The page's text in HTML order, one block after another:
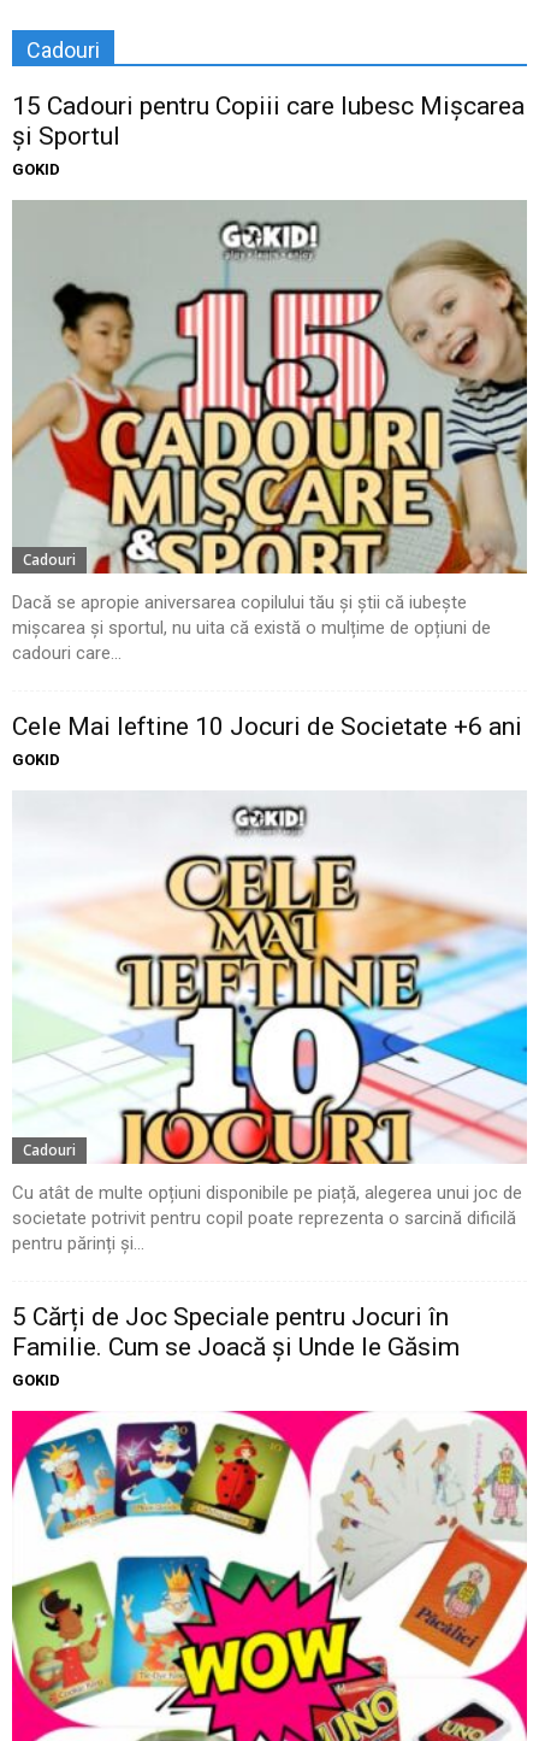
Cadouri
15 Cadouri pentru Copiii care Iubesc Mișcarea
și Sportul
GOKID
Cadouri
Dacă se apropie aniversarea copilului tău și știi că iubește
mișcarea și sportul, nu uita că există o mulțime de opțiuni de
cadouri care...
Cele Mai Ieftine 10 Jocuri de Societate +6 ani
GOKID
Cadouri
Cu atât de multe opțiuni disponibile pe piață, alegerea unui joc de
societate potrivit pentru copil poate reprezenta o sarcină dificilă
pentru părinți și...
5 Cărți de Joc Speciale pentru Jocuri în
Familie. Cum se Joacă și Unde le Găsim
GOKID